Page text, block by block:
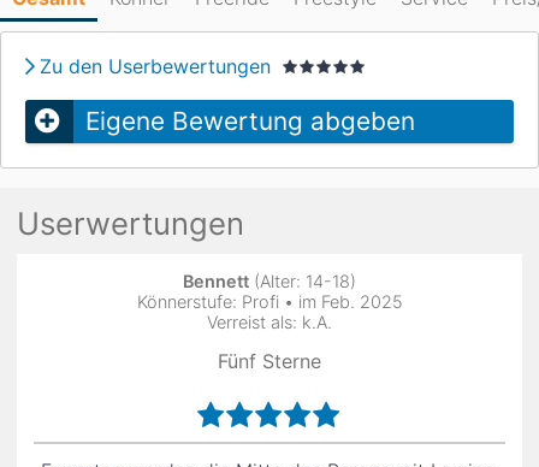
Zu den Userbewertungen
Eigene Bewertung abgeben
Userwertungen
Bennett (Alter: 14-18)
Könnerstufe: Profi • im Feb. 2025
Verreist als: k.A.
Fünf Sterne